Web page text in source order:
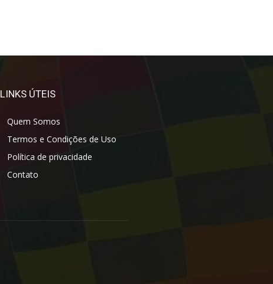
LINKS ÚTEIS
Quem Somos
Termos e Condições de Uso
Política de privacidade
Contato